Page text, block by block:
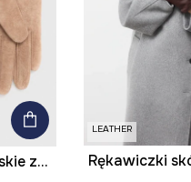
Rękawiczki damskie zamszowe kolor beżowy
LEATHER